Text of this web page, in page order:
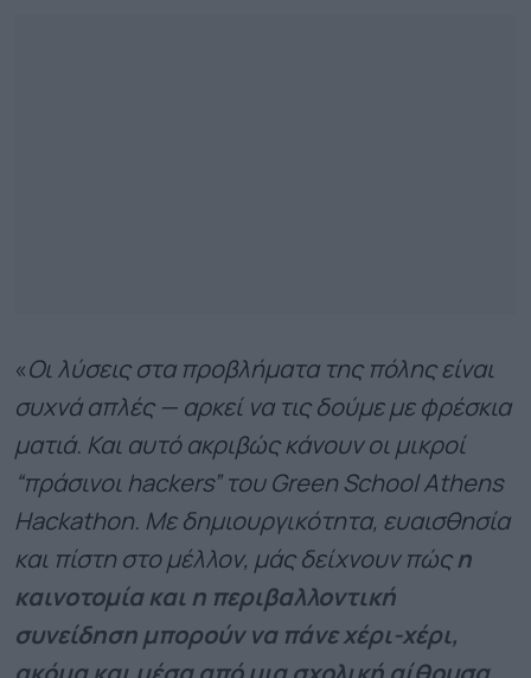
«Οι λύσεις στα προβλήματα της πόλης είναι
συχνά απλές — αρκεί να τις δούμε με φρέσκια
ματιά. Και αυτό ακριβώς κάνουν οι μικροί
“πράσινοι hackers” του Green School Athens
Hackathon. Με δημιουργικότητα, ευαισθησία
και πίστη στο μέλλον, μάς δείχνουν πώςη
καινοτομία και η περιβαλλοντική
συνείδηση μπορούν να πάνε χέρι-χέρι,